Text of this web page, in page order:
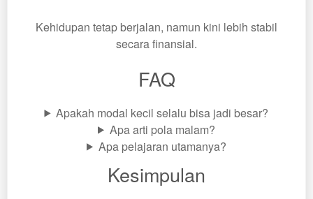
Kehidupan tetap berjalan, namun kini lebih stabil
secara finansial.
FAQ
Apakah modal kecil selalu bisa jadi besar?
Apa arti pola malam?
Apa pelajaran utamanya?
Kesimpulan